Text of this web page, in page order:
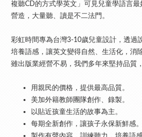
複聽CD的方式學英文」可見兒童學語言
營造，大量聽、讀是不二法門。
彩虹時間專為台灣3-10歲兒童設計，透過
培養語感，讓英文變得自然、生活化，消
雖出版業經營不易，我們多年來堅持品質
用親民的價格，提供最高品質。
美加外籍教師團隊創作、錄製。
以貼近孩童生活的故事為主。
每期全新創作，讓孩子永保新鮮感。